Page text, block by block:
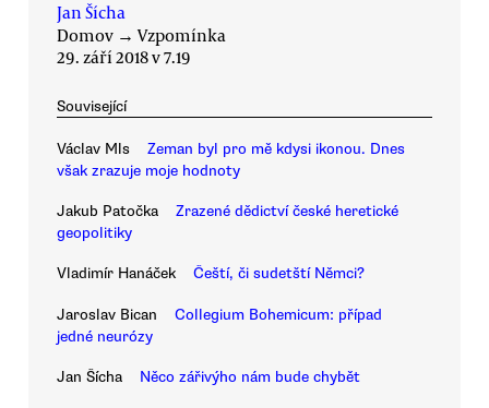
Jan Šícha
Domov → Vzpomínka
29. září 2018 v 7.19
Související
Václav Mls
Zeman byl pro mě kdysi ikonou. Dnes
však zrazuje moje hodnoty
Jakub Patočka
Zrazené dědictví české heretické
geopolitiky
Vladimír Hanáček Čeští, či sudetští Němci?
Jaroslav Bican
Collegium Bohemicum: případ
jedné neurózy
Jan Šícha Něco zářivýho nám bude chybět